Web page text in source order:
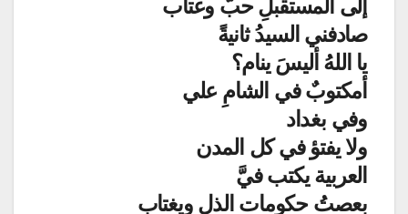
إلى المستقبلِ حبٌّ وعتاب
صادفني السيدُ ثانيةً
يا اللهُ أليسَ ينام؟
أمكتوبٌ في الشامِ علي
وفي بغداد
ولا يفتؤ في كل المدن
العربية يكتب فيَّ
بعصتُ حكومات الذل ويغتاب